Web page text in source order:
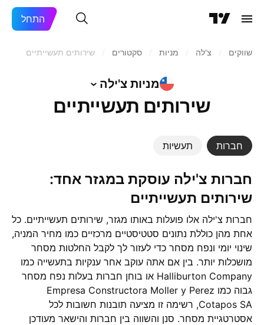
התחל
שווקים צ'לה מניות‏ סקטורים שירותים תעשייתיים
מניות צ'ילה
שירותים תעשייתיים
חברות תעשיות
חברות צ'ילה עוסקת במגזר אחד:
שירותים תעשייתיים
חברות צ'ילה אלו פועלות באותו מגזר, שירותים תעשייתיים. כל
אחת מהן כוללת נתונים סטטיסטיים מרכזיים כמו מחיר המניה,
שינוי יומי ונפח מסחר כדי לעזור לך לקבל החלטות מסחר
מושכלות יותר. בין אם אתה עוקב אחר ענקיות בתעשייה כמו
Halliburton Company או בוחן חברות בעלות נפח מסחר
גבוה כמו Empresa Constructora Moller y Perez
Cotapos SA, רשימה זו מציעה תובנות חשובות לכל
אסטרטגיית מסחר. סנן והשווה בין חברות והישאר מעודכן